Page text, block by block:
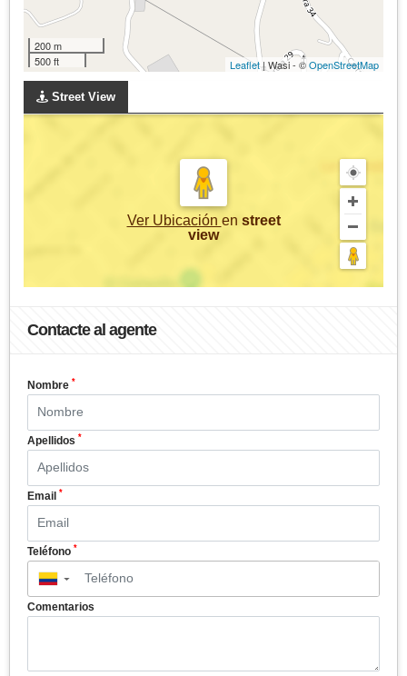
200 m
500 ft
Leaflet| Wasi - ©OpenStreetMap
Street View
Ver Ubicación en street
view
Contacte al agente
Nombre *
Apellidos *
Email *
Teléfono *
▼
Comentarios